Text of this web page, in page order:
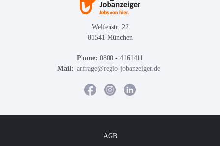
Welfenstr. 22
81541 München
Phone: 0800 - 4161411
Mail: anfrage@regio-jobanzeiger.de
AGB